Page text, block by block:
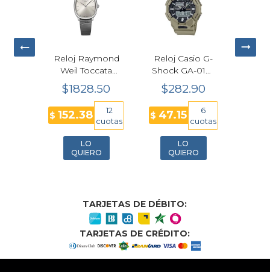
Reloj Casio G-
Shock GA-010-
5A Batería 10
Años
$282.90
47.15
6
cuotas
QUIERO
Reloj Tommy
Hilfiger Herald
Azul Hombre
39mm
$269.10
44.85
6
cuotas
QUIERO
Reloj
TARJETAS DE DÉBITO:
TARJETAS DE CRÉDITO: